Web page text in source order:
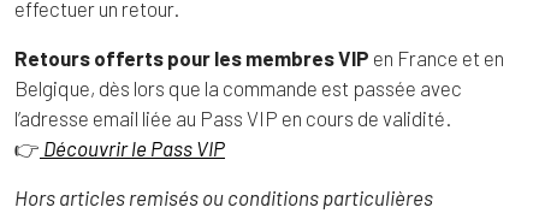
effectuer un retour.
Retours offerts pour les membres VIP en France et en
Belgique, dès lors que la commande est passée avec
l’adresse email liée au Pass VIP en cours de validité.
👉 Découvrir le Pass VIP
Hors articles remisés ou conditions particulières